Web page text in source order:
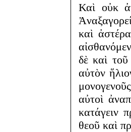
Καὶ οὐκ
καὶ
δὲ καὶ
αὐτὸν
αὐτοὶ
κατάγειν
θεοῦ καὶ